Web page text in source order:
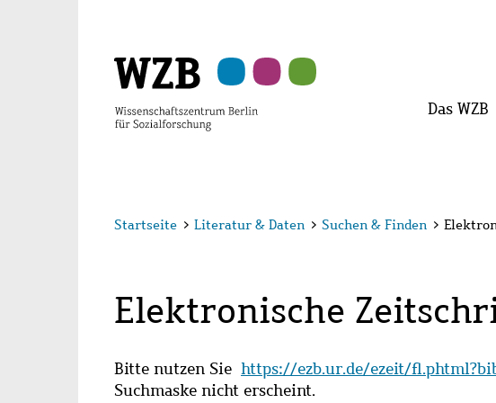
Das WZB
Startseite > Literatur & Daten > Suchen & Finden >
Elektronische
Bitte nutzen Sie https://ezb.ur.de/ezeit/
Suchmaske nicht erscheint.